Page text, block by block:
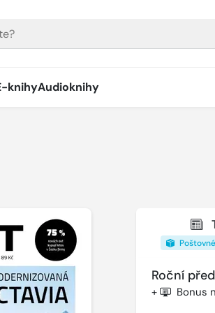
knihyAudioknihy
Roční
+ Bonus